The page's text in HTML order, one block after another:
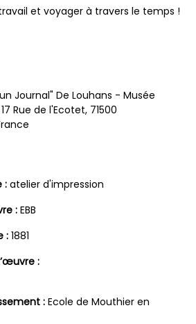
et voyager à travers le temps !
Journal" De Louhans - Musée
Rue de l'Ecotet, 71500
:atelier d'impression
: EBB
: 1881
:
: Ecole de Mouthier en